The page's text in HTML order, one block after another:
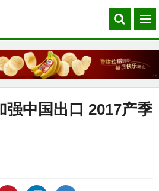
Search
our
菜
单
强中国出口 2017产季